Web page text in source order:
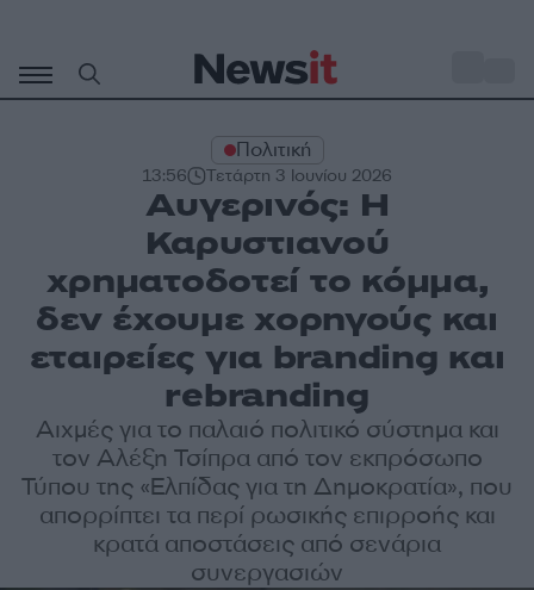
περιεχόμενο
Πολιτική
13:56 Τετάρτη 3 Ιουνίου 2026
Αυγερινός: Η
Καρυστιανού
χρηματοδοτεί το κόμμα,
δεν έχουμε χορηγούς και
εταιρείες για branding και
rebranding
Αιχμές για το παλαιό πολιτικό σύστημα και
τον Αλέξη Τσίπρα από τον εκπρόσωπο
Τύπου της «Ελπίδας για τη Δημοκρατία», που
απορρίπτει τα περί ρωσικής επιρροής και
κρατά αποστάσεις από σενάρια
συνεργασιών